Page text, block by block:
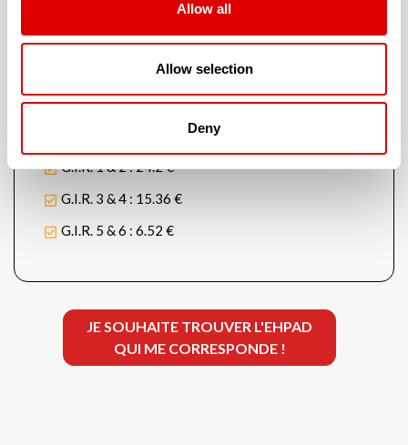
Allow all
Allow selection
Deny
Les tarifs de la dépendance sont les suivants :
G.I.R. 1 & 2 : 24.2 €
G.I.R. 3 & 4 : 15.36 €
G.I.R. 5 & 6 : 6.52 €
JE SOUHAITE TROUVER L'EHPAD
QUI ME CORRESPONDE !